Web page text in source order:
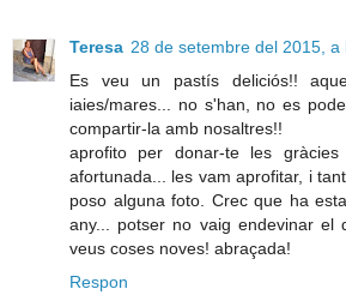
Teresa 28 de setembre del 2015, a
Es veu un pastís deliciós!!
iaies/mares... no s'han, no es
compartir-la amb nosaltres!!
aprofito per donar-te les
afortunada... les vam aprofitar, i
poso alguna foto. Crec que ha
any... potser no vaig endevinar el
veus coses noves! abraçada!
Respon